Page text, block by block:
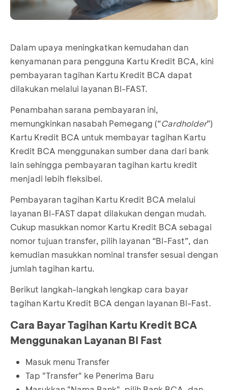
Dalam upaya meningkatkan kemudahan dan
kenyamanan para pengguna Kartu Kredit BCA, kini
pembayaran tagihan Kartu Kredit BCA dapat
dilakukan melalui layanan BI-FAST.
Penambahan sarana pembayaran ini,
memungkinkan nasabah Pemegang (“Cardholder”)
Kartu Kredit BCA untuk membayar tagihan Kartu
Kredit BCA menggunakan sumber dana dari bank
lain sehingga pembayaran tagihan kartu kredit
menjadi lebih fleksibel.
Pembayaran tagihan Kartu Kredit BCA melalui
layanan BI-FAST dapat dilakukan dengan mudah.
Cukup masukkan nomor Kartu Kredit BCA sebagai
nomor tujuan transfer, pilih layanan “BI-Fast”, dan
kemudian masukkan nominal transfer sesuai dengan
jumlah tagihan kartu.
Berikut langkah-langkah lengkap cara bayar
tagihan Kartu Kredit BCA dengan layanan BI-Fast.
Cara Bayar Tagihan Kartu Kredit BCA
Menggunakan Layanan BI Fast
Masuk menu Transfer
Tap "Transfer" ke Penerima Baru